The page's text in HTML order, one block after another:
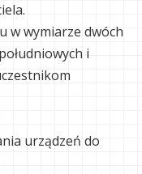
w wymiarze dwóch
i
urządzeń do